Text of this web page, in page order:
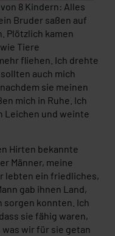
8 Kindern: Alles
Bruder saßen auf
Plötzlich kamen
Tiere
fliehen. Ich drehte
auch mich
sie meinen
mich in Ruhe. Ich
Leichen und weinte
Hirten bekannte
Männer, meine
lebten ein friedliches,
gab ihnen Land,
sorgen konnten. Ich
sie fähig waren,
was wir für sie getan